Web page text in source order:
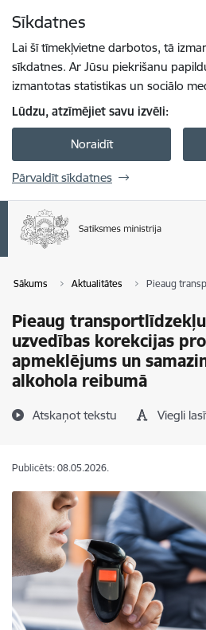
Sīkdatnes
Lai šī tīmekļvietne darbotos, tā
sīkdatnes. Ar Jūsu piekrišanu
izmantotas statistikas un sociālo
Lūdzu, atzīmējiet savu izvēli:
Noraidīt
Pārvaldīt sīkdatnes
Sākums Aktualitātes Pieaug
Pieaug
uzvedības korekcijas
apmeklējums un
alkohola reibumā
Atskaņot tekstu Viegli
Publicēts: 08.05.2026.